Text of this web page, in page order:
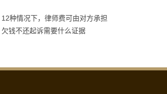
12种情况下，律师费可由对方承担
钱不还起诉需要什么证据